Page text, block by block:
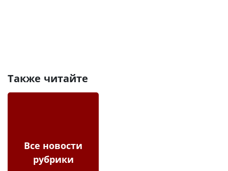
Также читайте
Все новости
рубрики